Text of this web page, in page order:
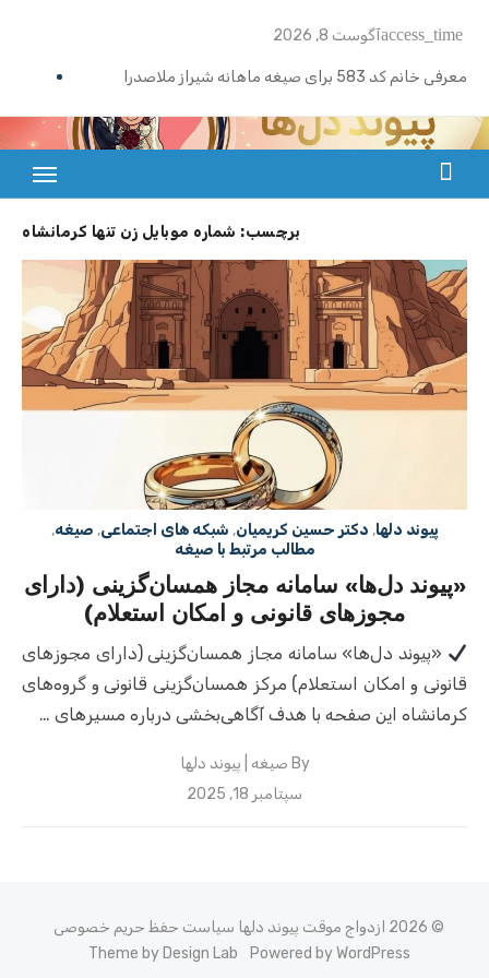
content
access_timeآگوست 8, 2026
معرفی خانم کد 583 برای صیغه ماهانه شیراز ملاصدرا
ازدواج موقت ماهیانه تبریز | خانم کد 592
ازدواج موقت ماهیانه رامسر | خانم کد 591
ازدواج موقت ماهیانه اصفهان | معرفی خانم کد 589
معرفی خانم کد 588 برای ازدواج موقت ماهیانه کرج در مهرشهر
معرفی خانم کد 587 برای ازدواج موقت ماهیانه در یزد
معرفی خانم کد 586 برای ازدواج موقت ماهیانه قزوین
بزرگترین سایت صیغه یابی از سراسر ایران
برچسب: شماره موبایل زن تنها کرمانشاه
پیوند دلها, دکتر حسین کریمیان, شبکه های اجتماعی, صیغه,
مطالب مرتبط با صیغه
«پیوند دل‌ها» سامانه مجاز همسان‌گزینی (دارای
مجوزهای قانونی و امکان استعلام)
«پیوند دل‌ها» سامانه مجاز همسان‌گزینی (دارای مجوزهای
قانونی و امکان استعلام) مرکز همسان‌گزینی قانونی و گروه‌های
کرمانشاه این صفحه با هدف آگاهی‌بخشی درباره مسیرهای …
By صیغه | پیوند دلها
Posted
سپتامبر 18, 2025
© 2026 ازدواج موقت پیوند دلها
سیاست حفظ حریم خصوصی
Powered by WordPress
Theme by Design Lab